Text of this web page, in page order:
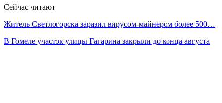
Сейчас читают
Житель Светлогорска заразил вирусом-майнером более 500…
В Гомеле участок улицы Гагарина закрыли до конца августа